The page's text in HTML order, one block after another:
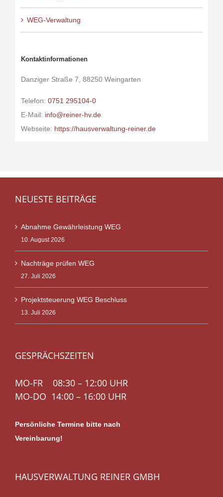
WEG-Verwaltung
Kontaktinformationen
Danziger Straße 7, 88250 Weingarten
Telefon: 0751 295104-0
E-Mail: info@reiner-hv.de
Webseite: https://hausverwaltung-reiner.de
NEUESTE BEITRÄGE
Abnahme Gewährleistung WEG
10. August 2026
Nachträge prüfen WEG
27. Juli 2026
Projektsteuerung WEG Beschluss
13. Juli 2026
GESPRÄCHSZEITEN
MO-FR 08:30 – 12:00 UHR
MO-DO 14:00 – 16:00 UHR
Persönliche Termine bitte nach
Vereinbarung!
HAUSVERWALTUNG REINER GMBH